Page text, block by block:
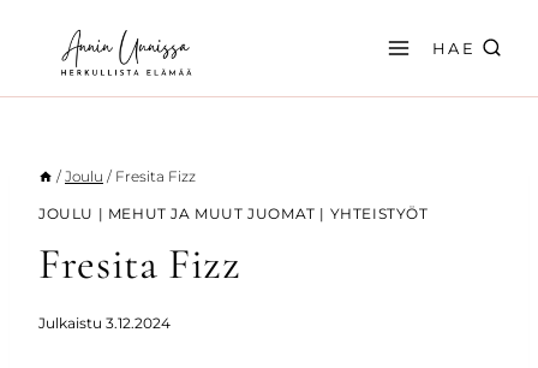
sisältöön
HAE
/ Joulu / Fresita Fizz
JOULU | MEHUT JA MUUT JUOMAT | YHTEISTYÖT
Fresita Fizz
Julkaistu 3.12.2024